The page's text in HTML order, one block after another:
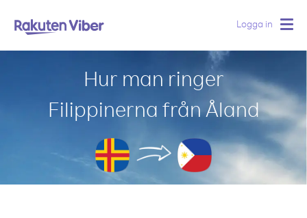
Logga in
Hur man ringer
Filippinerna från Åland